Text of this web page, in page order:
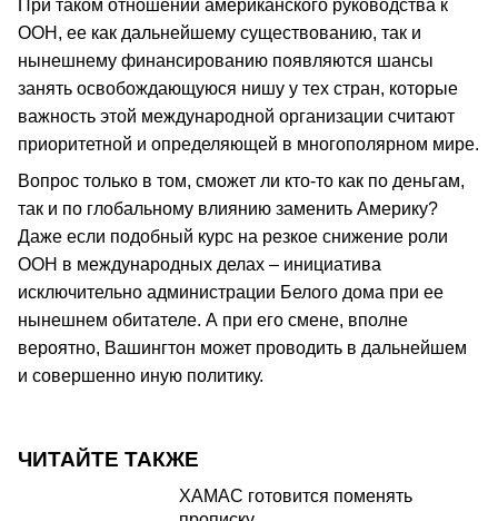
При таком отношении американского руководства к
ООН, ее как дальнейшему существованию, так и
нынешнему финансированию появляются шансы
занять освобождающуюся нишу у тех стран, которые
важность этой международной организации считают
приоритетной и определяющей в многополярном мире.
Вопрос только в том, сможет ли кто-то как по деньгам,
так и по глобальному влиянию заменить Америку?
Даже если подобный курс на резкое снижение роли
ООН в международных делах – инициатива
исключительно администрации Белого дома при ее
нынешнем обитателе. А при его смене, вполне
вероятно, Вашингтон может проводить в дальнейшем
и совершенно иную политику.
ЧИТАЙТЕ ТАКЖЕ
ХАМАС готовится поменять